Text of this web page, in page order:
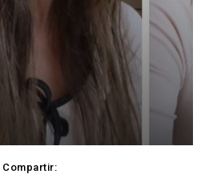
Compartir: